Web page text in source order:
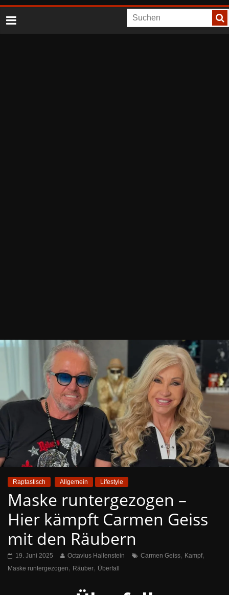
Raptastisch Allgemein Lifestyle
Maske runtergezogen –
Hier kämpft Carmen Geiss
mit den Räubern
19. Juni 2025 Octavius Hallenstein Carmen Geiss, Kampf,
Maske runtergezogen, Räuber, Überfall